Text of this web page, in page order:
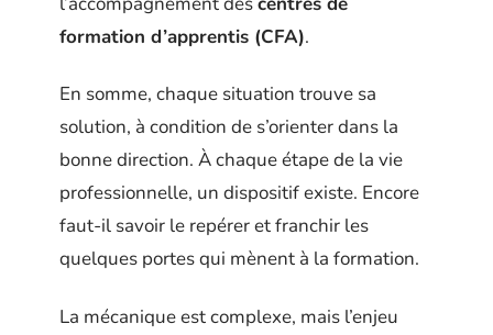
formation d’apprentis (CFA).
En somme, chaque situation trouve sa
solution, à condition de s’orienter dans la
bonne direction. À chaque étape de la vie
professionnelle, un dispositif existe. Encore
faut-il savoir le repérer et franchir les
quelques portes qui mènent à la formation.
La mécanique est complexe, mais l’enjeu